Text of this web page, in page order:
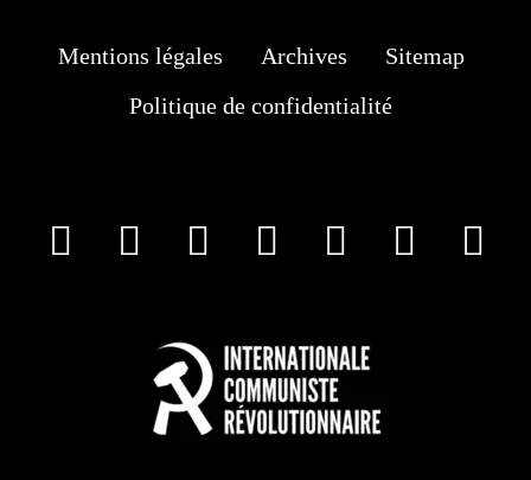
Mentions légales Archives
Sitemap
Politique de confidentialité
facebookInstagram
Youtube
Tik Tok